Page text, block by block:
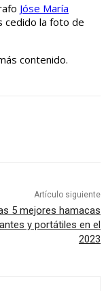
Jóse María
cedido la foto de
contenido.
Artículo siguiente
5 mejores hamacas
y portátiles en el
2023